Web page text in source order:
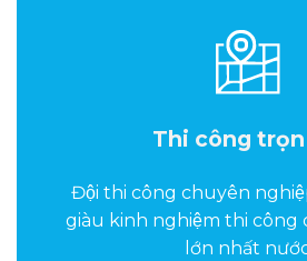
Thi công
Đội thi công chuyên
giàu kinh nghiệm thi công
lớn nhất